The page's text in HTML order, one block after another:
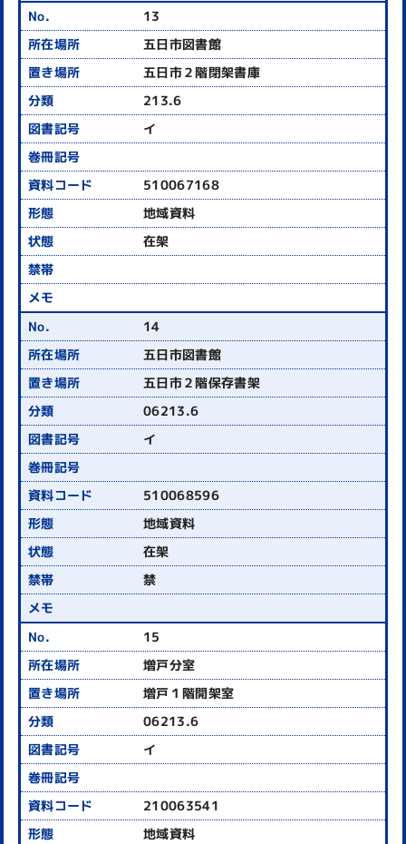
13
五日市図書館
五日市２階閉架書庫
213.6
イ
510067168
地域資料
在架
14
五日市図書館
五日市２階保存書架
06213.6
イ
510068596
地域資料
在架
禁
15
増戸分室
増戸１階開架室
06213.6
イ
210063541
地域資料